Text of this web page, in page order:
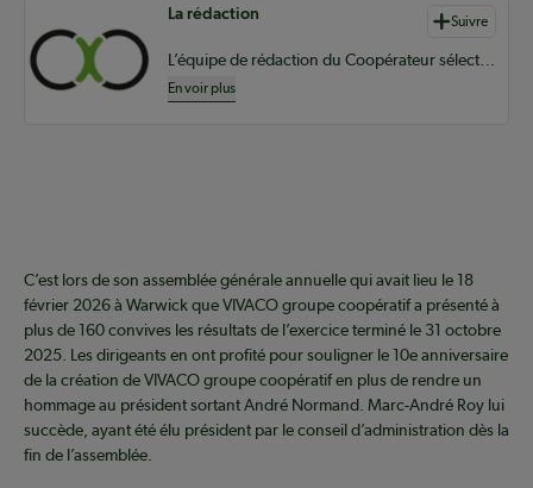
Auteurs de contenu
La rédaction Suivre
L’équipe de rédaction du Coopérateur sélectionne du contenu pertinent à vos informations coopératives à l’échelle provinciale, nationale et internationale.
En voir plus
C’est lors de son assemblée générale annuelle qui avait lieu le 18
février 2026 à Warwick que VIVACO groupe coopératif a présenté à
plus de 160 convives les résultats de l’exercice terminé le 31 octobre
2025. Les dirigeants en ont profité pour souligner le 10e anniversaire
de la création de VIVACO groupe coopératif en plus de rendre un
hommage au président sortant André Normand. Marc-André Roy lui
succède, ayant été élu président par le conseil d’administration dès la
fin de l’assemblée.